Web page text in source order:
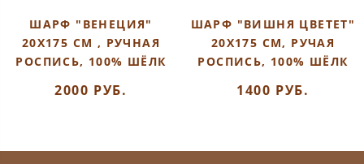
ШАРФ "ВЕНЕЦИЯ"
20Х175 СМ , РУЧНАЯ
РОСПИСЬ, 100% ШЁЛК
2000 РУБ.
ШАРФ "ВИШНЯ ЦВЕТЕТ"
20Х175 СМ, РУЧАЯ
РОСПИСЬ, 100% ШЁЛК
1400 РУБ.